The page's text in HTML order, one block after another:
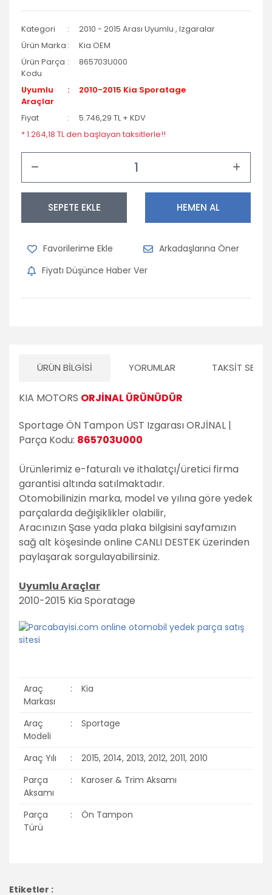
Kategori 2010 - 2015 Arası Uyumlu , Izgaralar
Ürün Marka
Kia OEM
Ürün Parça
Kodu
865703U000
Uyumlu
Araçlar
2010-2015 Kia Sporatage
Fiyat
5.746,29 TL + KDV
* 1.264,18 TL den başlayan taksitlerle!!
SEPETE EKLE HEMEN AL
Arkadaşlarına Öner
Fiyatı Düşünce Haber Ver
ÜRÜN BILGISI YORUMLAR TAKSIT
KIA MOTORS ORJİNAL ÜRÜNÜDÜR
Sportage ÖN Tampon ÜST Izgarası ORJİNAL |
Parça Kodu: 865703U000
Ürünlerimiz e-faturalı ve ithalatçı/üretici firma
garantisi altında satılmaktadır.
Otomobilinizin marka, model ve yılına göre yedek
parçalarda değişiklikler olabilir,
Aracınızın Şase yada plaka bilgisini sayfamızın
sağ alt köşesinde online CANLI DESTEK üzerinden
paylaşarak sorgulayabilirsiniz.
Uyumlu Araçlar
2010-2015 Kia Sporatage
Araç
Markası
: Kia
Araç
Modeli
: Sportage
Araç Yılı :
2015, 2014, 2013, 2012, 2011, 2010
Parça
Aksamı
: Karoser & Trim Aksamı
Parça
Türü
: Ön Tampon
kullanarak tarafımıza iletebilirsiniz.
Etiketler :